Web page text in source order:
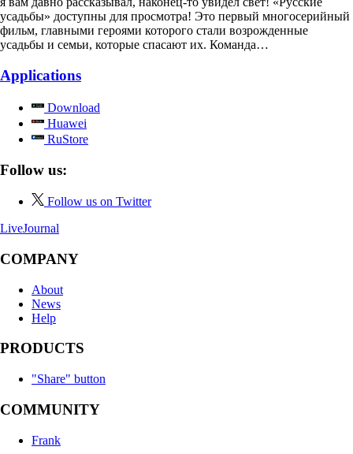
усадьбы» доступны для просмотра! Это первый многосерийный
фильм, главными героями которого стали возрожденные
усадьбы и семьи, которые спасают их. Команда…
Applications
Download
Huawei
RuStore
Follow us:
Follow us on Twitter
LiveJournal
COMPANY
About
News
Help
PRODUCTS
"Share" button
COMMUNITY
Frank